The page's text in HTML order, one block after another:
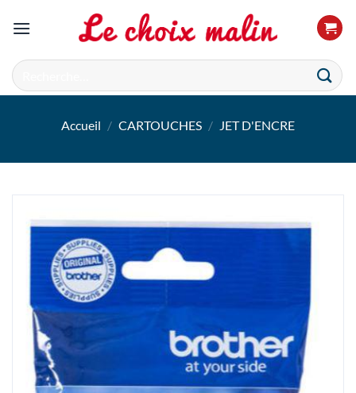
Recherche
pour :
Accueil / CARTOUCHES / JET D'ENCRE